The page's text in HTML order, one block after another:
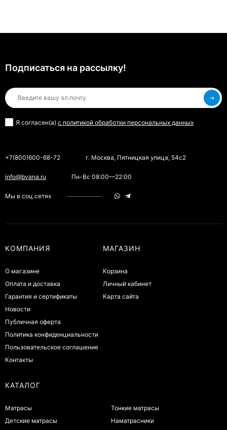
Подписаться на рассылкy!
Я согласен(a) с политикой обработки персональных данных
+7(800)600-68-72 г. Москва, Пятницкая улица, 54с2
info@bvana.ru Пн-Вс 08:00—22:00
Мы в соц.сетях
КОМПАНИЯ
О магазине
Оплата и доставка
Гарантия и сертификаты
Новости
Публичная оферта
Политика конфиденциальности
Пользовательское соглашение
Контакты
МАГАЗИН
Корзина
Личный кабинет
Карта сайта
КАТАЛОГ
Матрасы
Детские матрасы
Тонкие матрасы
Наматрасники